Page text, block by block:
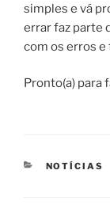
simples e vá
errar faz parte
com os erros
Pronto(a) para
NOTÍCIAS